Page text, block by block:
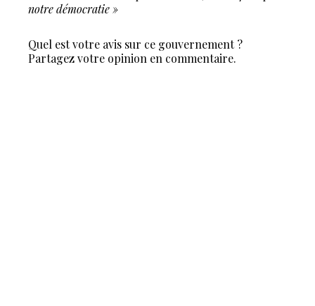
notre démocratie »
Quel est votre avis sur ce gouvernement ?
Partagez votre opinion en commentaire.